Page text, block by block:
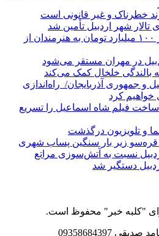
خطرناک و غیر قانونی است
پرداخت ماهانه بیش از ۱۰۰ میلیارد تومان به هنرمندان از
بالندگی خلخال کمک می‌کند
و جمهوری آذربایجان/ راه‌اندازی
خواهیم کرد
فیلم شاه‌ اسماعیل را تسریع
و تلویزیون درگذشت
قره‌سو زیر بار سنگین پساب شهری
نسبت به آتش‌سوزی مراتع
دستگیر شد
"کلبه خبر" محفوظ است.
09358684397